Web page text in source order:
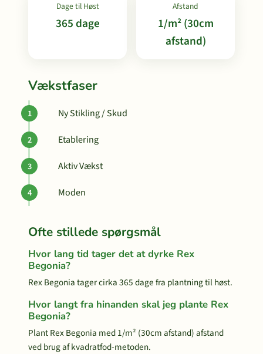
Dage til Høst
365 dage
Afstand
1/m² (30cm
afstand)
Vækstfaser
Ny Stikling / Skud
Etablering
Aktiv Vækst
Moden
Ofte stillede spørgsmål
Hvor lang tid tager det at dyrke Rex
Begonia?
Rex Begonia tager cirka 365 dage fra plantning til høst.
Hvor langt fra hinanden skal jeg plante Rex
Begonia?
Plant Rex Begonia med 1/m² (30cm afstand) afstand
ved brug af kvadratfod-metoden.